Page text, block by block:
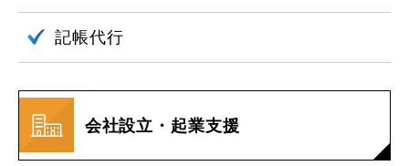
記帳代行
会社設立・起業支援